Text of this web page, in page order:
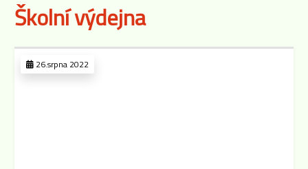
Školní výdejna
26.srpna 2022